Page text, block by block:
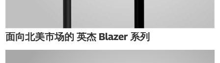
面向北美市场的 英杰 Blazer 系列